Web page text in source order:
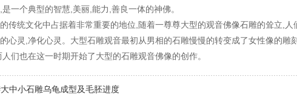
一个典型的智慧,美丽,能力,善良一体的神佛。
传统文化中占据着非常重要的地位,随着一尊尊大型的观音佛像石雕的耸立,
心灵,净化心灵。大型石雕观音最初从男相的石雕慢慢的转变成了女性像的雕
们也在这一时期开始了大型的石雕观音佛像的创作。
中小石雕乌龟成型及毛胚进度